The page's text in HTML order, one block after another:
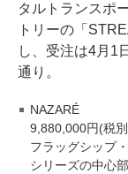
タルトランスポ
トリーの「
し、受注は4月1
通り。
NAZARÉ
9,880,000円(税
フラッグシップ
シリーズの中心